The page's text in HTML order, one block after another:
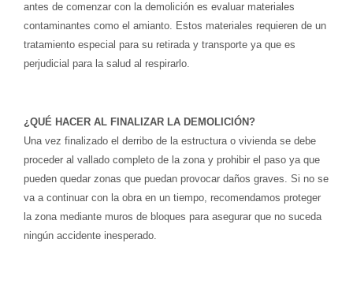
antes de comenzar con la demolición es evaluar materiales
contaminantes como el amianto. Estos materiales requieren de un
tratamiento especial para su retirada y transporte ya que es
perjudicial para la salud al respirarlo.
¿QUÉ HACER AL FINALIZAR LA DEMOLICIÓN?
Una vez finalizado el derribo de la estructura o vivienda se debe
proceder al vallado completo de la zona y prohibir el paso ya que
pueden quedar zonas que puedan provocar daños graves. Si no se
va a continuar con la obra en un tiempo, recomendamos proteger
la zona mediante muros de bloques para asegurar que no suceda
ningún accidente inesperado.